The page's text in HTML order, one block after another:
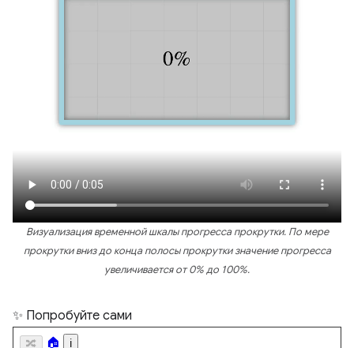
Визуализация временной шкалы прогресса прокрутки. По мере
прокрутки вниз до конца полосы прокрутки значение прогресса
увеличивается от 0% до 100%.
✨ Попробуйте сами